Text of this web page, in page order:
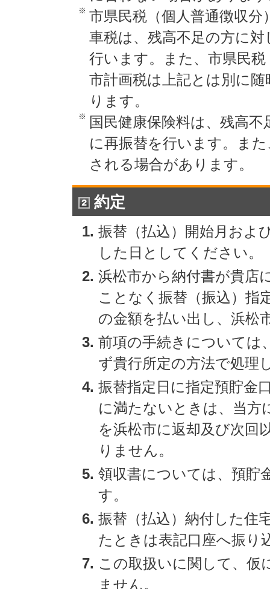
※ 市県民税（個人普通徴収分
車税は、残高不足の方に
行います。また、市県民
市計画税は上記とは別に
ります。
※
国民健康保険料は、残高
に再振替を行います。ま
される場合があります。
約定
振替（払込）開始月およ
した日としてください。
浜松市から納付書が貴店
ことなく振替（振込）指
の金額を払い出し、浜松
前項の手続きについては
ず貴行所定の方法で処理
振替指定日に指定預貯金
に満たないときは、当方
を浜松市に返却及び次回
りません。
領収書については、預貯
す。
振替（払込）納付した住
たときは表記口座へ振り
この取扱いに関して、仮
ません。